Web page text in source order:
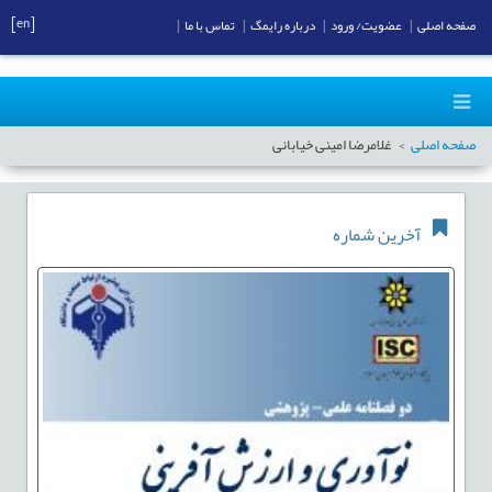
صفحه اصلی غلامرضا امینی خیابانی
آخرین شماره
صفحه اصلی عضویت/ ورود درباره رایمگ تماس با ما